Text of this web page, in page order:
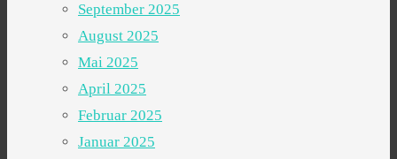
September 2025
August 2025
Mai 2025
April 2025
Februar 2025
Januar 2025